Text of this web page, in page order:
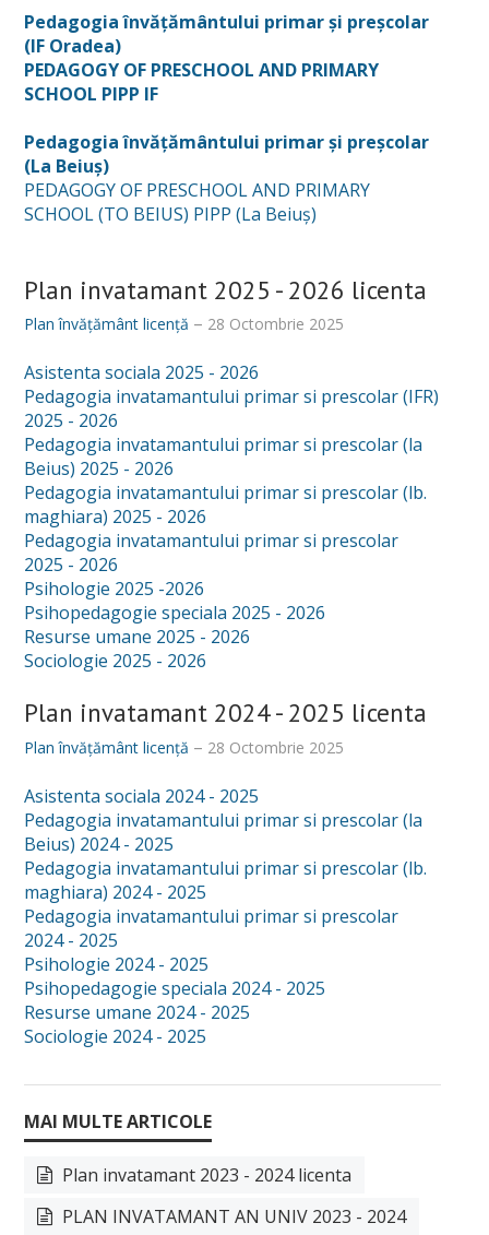
Pedagogia învățământului primar și preșcolar
(IF Oradea)
PEDAGOGY OF PRESCHOOL AND PRIMARY
SCHOOL PIPP IF
Pedagogia învățământului primar și preșcolar
(La Beiuș)
PEDAGOGY OF PRESCHOOL AND PRIMARY
SCHOOL (TO BEIUS) PIPP (La Beiuș)
Plan invatamant 2025 - 2026 licenta
Plan învățământ licență 28 Octombrie 2025
Asistenta sociala 2025 - 2026
Pedagogia invatamantului primar si prescolar (IFR)
2025 - 2026
Pedagogia invatamantului primar si prescolar (la
Beius) 2025 - 2026
Pedagogia invatamantului primar si prescolar (lb.
maghiara) 2025 - 2026
Pedagogia invatamantului primar si prescolar
2025 - 2026
Psihologie 2025 -2026
Psihopedagogie speciala 2025 - 2026
Resurse umane 2025 - 2026
Sociologie 2025 - 2026
Plan invatamant 2024 - 2025 licenta
Plan învățământ licență 28 Octombrie 2025
Asistenta sociala 2024 - 2025
Pedagogia invatamantului primar si prescolar (la
Beius) 2024 - 2025
Pedagogia invatamantului primar si prescolar (lb.
maghiara) 2024 - 2025
Pedagogia invatamantului primar si prescolar
2024 - 2025
Psihologie 2024 - 2025
Psihopedagogie speciala 2024 - 2025
Resurse umane 2024 - 2025
Sociologie 2024 - 2025
Plan invatamant 2023 - 2024 licenta
PLAN INVATAMANT AN UNIV 2023 - 2024